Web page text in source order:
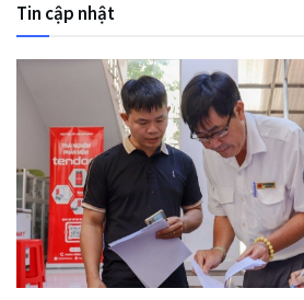
Tin cập nhật